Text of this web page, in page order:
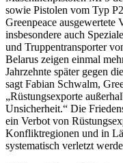
sowie Pistolen vom Typ
Greenpeace
insbesondere auch
und Truppentransporter
Belarus zeigen einmal
Jahrzehnte später gegen
sagt Fabian Schwalm,
„Rüstungsexporte
Unsicherheit.“ Die
ein Verbot von
Konfliktregionen und in
systematisch verletzt